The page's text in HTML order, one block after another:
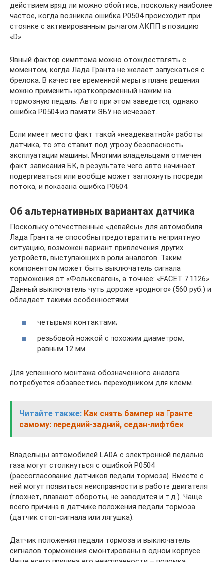
действием вряд ли можно обойтись, поскольку наиболее
частое, когда возникла ошибка Р0504 происходит при
стоянке с активированным рычагом АКПП в позицию
«D».
Явный фактор симптома можно отождествлять с
моментом, когда Лада Гранта не желает запускаться с
брелока. В качестве временной меры в плане решения
можно применить кратковременный нажим на
тормозную педаль. Авто при этом заведется, однако
ошибка Р0504 из памяти ЭБУ не исчезает.
Если имеет место факт такой «неадекватной» работы
датчика, то это ставит под угрозу безопасность
эксплуатации машины. Многими владельцами отмечен
факт зависания БК, в результате чего авто начинает
подергиваться или вообще может заглохнуть посреди
потока, и показана ошибка Р0504.
Об альтернативных вариантах датчика
Поскольку отечественные «девайсы» для автомобиля
Лада Гранта не способны предотвратить неприятную
ситуацию, возможен вариант привлечения других
устройств, выступающих в роли аналогов. Таким
компонентом может быть выключатель сигнала
торможения от «Фольксваген», а точнее: «FACET 7.1126».
Данный выключатель чуть дороже «родного» (560 руб.) и
обладает такими особенностями:
четырьмя контактами;
резьбовой ножкой с похожим диаметром,
равным 12 мм.
Для успешного монтажа обозначенного аналога
потребуется обзавестись переходником для клемм.
Читайте также: Как снять бампер на Гранте
самому: передний-задний, седан-лифтбек
Владельцы автомобилей LADA с электронной педалью
газа могут столкнуться с ошибкой Р0504
(рассогласование датчиков педали тормоза). Вместе с
ней могут появиться неисправности в работе двигателя
(глохнет, плавают обороты, не заводится и т.д.). Чаще
всего причина в датчике положения педали тормоза
(датчик стоп-сигнала или лягушка).
Датчик положения педали тормоза и выключатель
сигналов торможения смонтированы в одном корпусе.